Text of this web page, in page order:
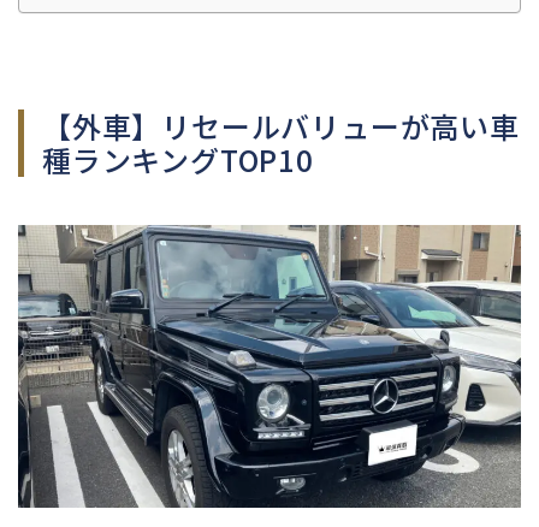
【外車】リセールバリューが高い車
種ランキングTOP10